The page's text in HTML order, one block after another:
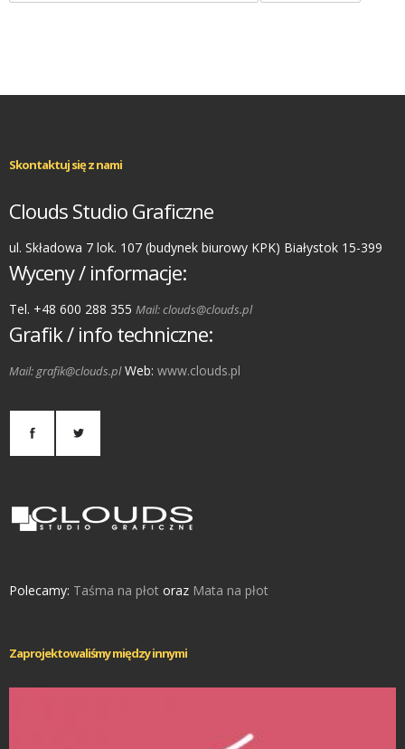
Skontaktuj się z nami
Clouds Studio Graficzne
ul. Składowa 7 lok. 107 (budynek biurowy KPK) Białystok 15-399
Wyceny / informacje:
Tel. +48 600 288 355 Mail: clouds@clouds.pl
Grafik / info techniczne:
Mail: grafik@clouds.plWeb: www.clouds.pl
Polecamy: Taśma na płot oraz Mata na płot
Zaprojektowaliśmy między innymi